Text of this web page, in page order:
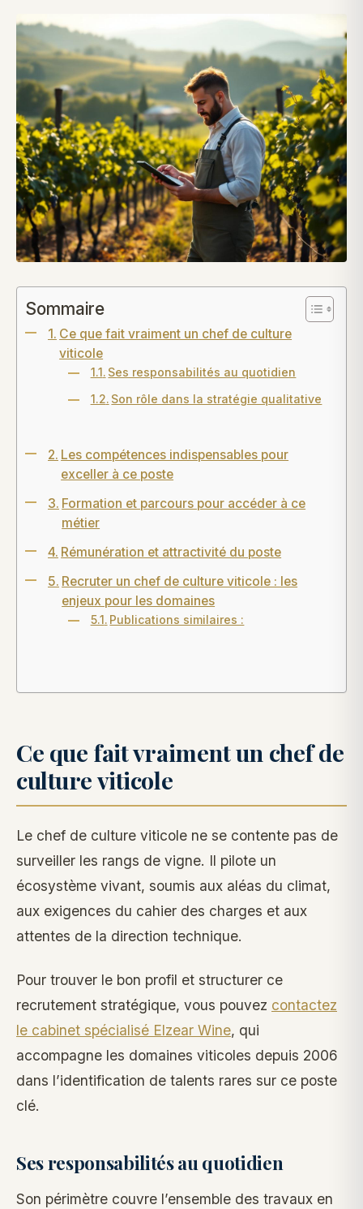
Sommaire
Ce que fait vraiment un chef de culture
viticole
Ses responsabilités au quotidien
Son rôle dans la stratégie qualitative
Les compétences indispensables pour
exceller à ce poste
Formation et parcours pour accéder à ce
métier
Rémunération et attractivité du poste
Recruter un chef de culture viticole : les
enjeux pour les domaines
Publications similaires :
Ce que fait vraiment un chef de
culture viticole
Le chef de culture viticole ne se contente pas de
surveiller les rangs de vigne. Il pilote un
écosystème vivant, soumis aux aléas du climat,
aux exigences du cahier des charges et aux
attentes de la direction technique.
Pour trouver le bon profil et structurer ce
recrutement stratégique, vous pouvez contactez
le cabinet spécialisé Elzear Wine, qui
accompagne les domaines viticoles depuis 2006
dans l’identification de talents rares sur ce poste
clé.
Ses responsabilités au quotidien
Son périmètre couvre l’ensemble des travaux en